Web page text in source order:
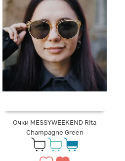
Очки MESSYWEEKEND Rita
Champagne Green